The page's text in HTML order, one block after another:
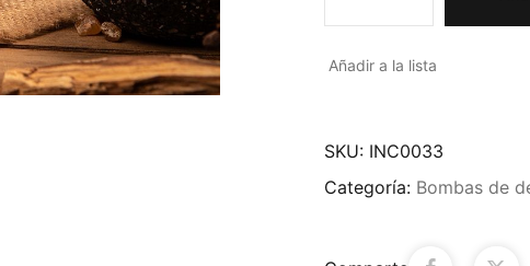
Añadir a la lista
SKU: INC0033
Categoría: Bombas de